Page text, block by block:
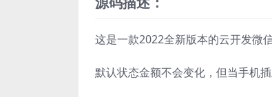
这是一款2022全新版本的云开发微
默认状态金额不会变化，但当手机